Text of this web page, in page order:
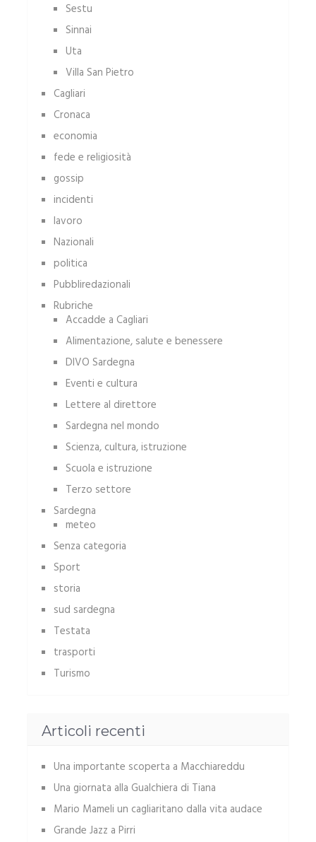
Sestu
Sinnai
Uta
Villa San Pietro
Cagliari
Cronaca
economia
fede e religiosità
gossip
incidenti
lavoro
Nazionali
politica
Pubbliredazionali
Rubriche
Accadde a Cagliari
Alimentazione, salute e benessere
DIVO Sardegna
Eventi e cultura
Lettere al direttore
Sardegna nel mondo
Scienza, cultura, istruzione
Scuola e istruzione
Terzo settore
Sardegna
meteo
Senza categoria
Sport
storia
sud sardegna
Testata
trasporti
Turismo
Articoli recenti
Una importante scoperta a Macchiareddu
Una giornata alla Gualchiera di Tiana
Mario Mameli un cagliaritano dalla vita audace
Grande Jazz a Pirri